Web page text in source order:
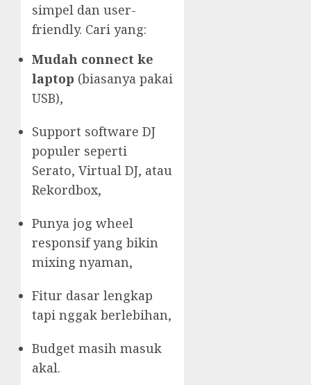
simpel dan user-
friendly. Cari yang:
Mudah connect ke
laptop (biasanya pakai
USB),
Support software DJ
populer seperti
Serato, Virtual DJ, atau
Rekordbox,
Punya jog wheel
responsif yang bikin
mixing nyaman,
Fitur dasar lengkap
tapi nggak berlebihan,
Budget masih masuk
akal.